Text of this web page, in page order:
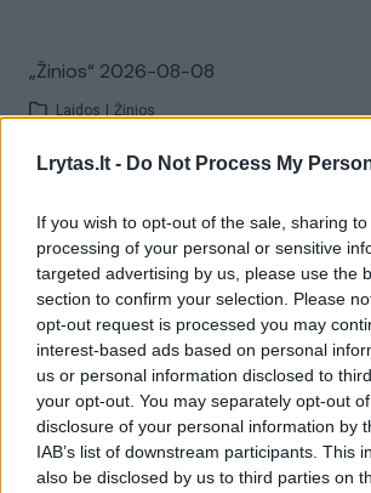
Lrytas.lt - Do Not Process My
If you wish to opt-out of the sale, sharing
processing of your personal or sensitive
targeted advertising by us, please use the
section to confirm your selection. Please
opt-out request is processed you may
interest-based ads based on personal
us or personal information disclosed to
your opt-out. You may separately opt-out
disclosure of your personal information by
IAB’s list of downstream participants. This
also be disclosed by us to third parties on
„Žinios“ 2026-08-08
Laidos Žinios
Žiūrimiausi įrašai
Vaizdai iš tragiškos avarijos Vilniaus r.:
vaiko gyvybių išgelbėti nepavyko
Žinios Lietuvos diena